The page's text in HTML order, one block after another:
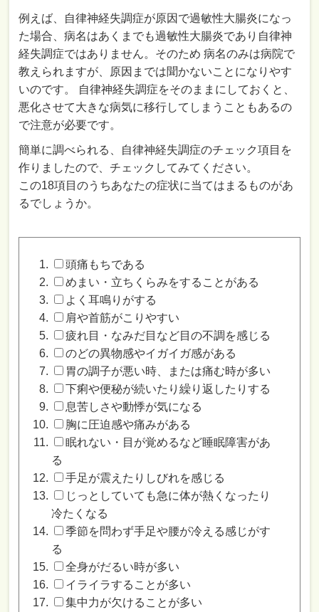
例えば、自律神経失調症が原因で過敏性大腸炎になっ
た場合、病名はあくまでも過敏性大腸炎であり自律神
経失調症ではありません。そのため 病名のみは病院で
教えられますが、原因までは聞かないことになりやす
いのです。 自律神経失調症をそのままにしておくと、
悪化させて大きな病気に移行してしまうこともあるの
で注意が必要です。
簡単に調べられる、自律神経失調症のチェック項目を
作りましたので、チェックしてみてください。
この18項目のうちあなたの症状に当てはまるものがあ
るでしょうか。
頭痛もちである
めまい・立ちくらみをすることがある
よく耳鳴りがする
肩や首筋がこりやすい
疲れ目・なみだ目など目の不調を感じる
のどの異物感やイガイガ感がある
胃の調子が悪い時、または痛む時が多い
下痢や便秘が続いたり繰り返したりする
息苦しさや動悸が気になる
胸に圧迫感や痛みがある
眠れない・目が覚めるなど睡眠障害があ
る
手足が震えたりしびれを感じる
じっとしていても急に体が熱くなったり
冷たくなる
季節を問わず手足や腰が冷える感じがす
る
全身がだるい時が多い
イライラすることが多い
集中力が欠けることが多い